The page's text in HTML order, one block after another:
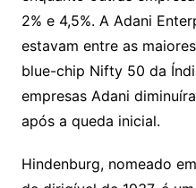
2% e 4,5%. A Adani
estavam entre as
blue-chip Nifty 50 da
empresas Adani
após a queda inicial.
Hindenburg, nomeado